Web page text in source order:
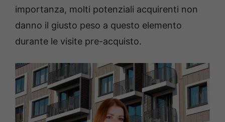
importanza, molti potenziali acquirenti non
danno il giusto peso a questo elemento
durante le visite pre-acquisto.